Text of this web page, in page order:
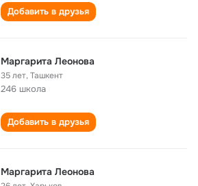
Добавить в друзья
Маргарита Леонова
35 лет,Ташкент
246 школа
Добавить в друзья
Маргарита Леонова